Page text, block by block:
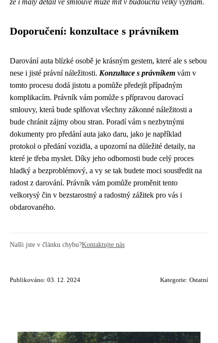
že i malý detail ve smlouvě může mít v budoucnu velký význam.
Doporučení: konzultace s právníkem
Darování auta blízké osobě je krásným gestem, které ale s sebou
nese i jisté právní náležitosti. Konzultace s právníkem vám v
tomto procesu dodá jistotu a pomůže předejít případným
komplikacím. Právník vám pomůže s přípravou darovací
smlouvy, která bude splňovat všechny zákonné náležitosti a
bude chránit zájmy obou stran. Poradí vám s nezbytnými
dokumenty pro předání auta jako daru, jako je například
protokol o předání vozidla, a upozorní na důležité detaily, na
které je třeba myslet. Díky jeho odbornosti bude celý proces
hladký a bezproblémový, a vy se tak budete moci soustředit na
radost z darování. Právník vám pomůže proměnit tento
velkorysý čin v bezstarostný a radostný zážitek pro vás i
obdarovaného.
Našli jste v článku chybu?Kontaktujte nás
Publikováno: 03. 12. 2024 Kategorie: Ostatní